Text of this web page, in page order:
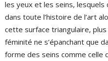
les yeux et les seins, lesquels
dans toute l’histoire de l’art
cette surface triangulaire,
féminité ne s’épanchant que
forme des seins comme celle